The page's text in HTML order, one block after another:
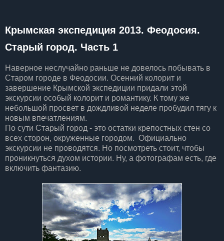
Крымская экспедиция 2013. Феодосия.
Старый город. Часть 1
Наверное неслучайно раньше не довелось побывать в
Старом городе в Феодосии. Осенний колорит и
завершение Крымской экспедиции придали этой
экскурсии особый колорит и романтику. К тому же
небольшой просвет в дождливой неделе пробудил тягу к
новым впечатлениям.
По сути Старый город - это остатки крепостных стен со
всех сторон, окруженные городом. Официально
экскурсии не проводятся. Но посмотреть стоит, чтобы
проникнуться духом истории. Ну, а фотографам есть, где
включить фантазию.